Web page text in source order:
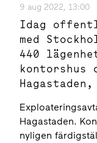
9 aug 2022, 13:00
Idag
med
440
kontorshus
Hagastaden.
nyligen